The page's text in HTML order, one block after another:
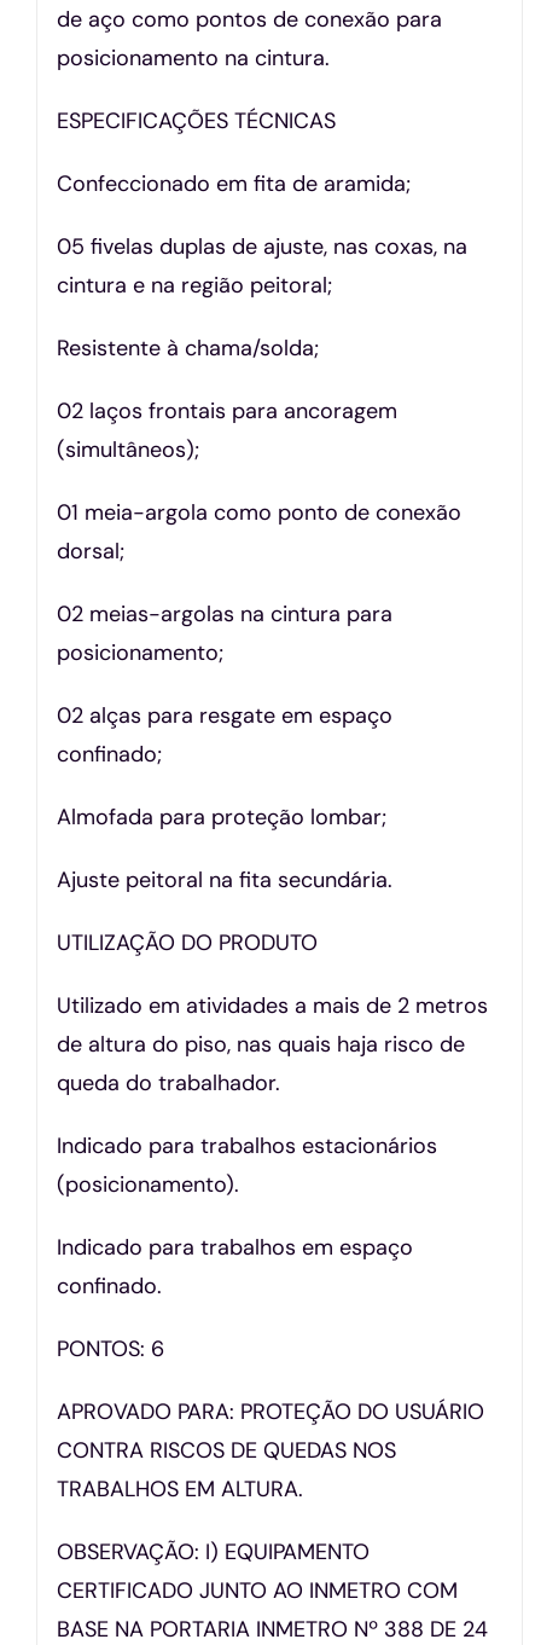
de aço como pontos de conexão para
posicionamento na cintura.
ESPECIFICAÇÕES TÉCNICAS
Confeccionado em fita de aramida;
05 fivelas duplas de ajuste, nas coxas, na
cintura e na região peitoral;
Resistente à chama/solda;
02 laços frontais para ancoragem
(simultâneos);
01 meia-argola como ponto de conexão
dorsal;
02 meias-argolas na cintura para
posicionamento;
02 alças para resgate em espaço
confinado;
Almofada para proteção lombar;
Ajuste peitoral na fita secundária.
UTILIZAÇÃO DO PRODUTO
Utilizado em atividades a mais de 2 metros
de altura do piso, nas quais haja risco de
queda do trabalhador.
Indicado para trabalhos estacionários
(posicionamento).
Indicado para trabalhos em espaço
confinado.
PONTOS: 6
APROVADO PARA: PROTEÇÃO DO USUÁRIO
CONTRA RISCOS DE QUEDAS NOS
TRABALHOS EM ALTURA.
OBSERVAÇÃO: I) EQUIPAMENTO
CERTIFICADO JUNTO AO INMETRO COM
BASE NA PORTARIA INMETRO Nº 388 DE 24